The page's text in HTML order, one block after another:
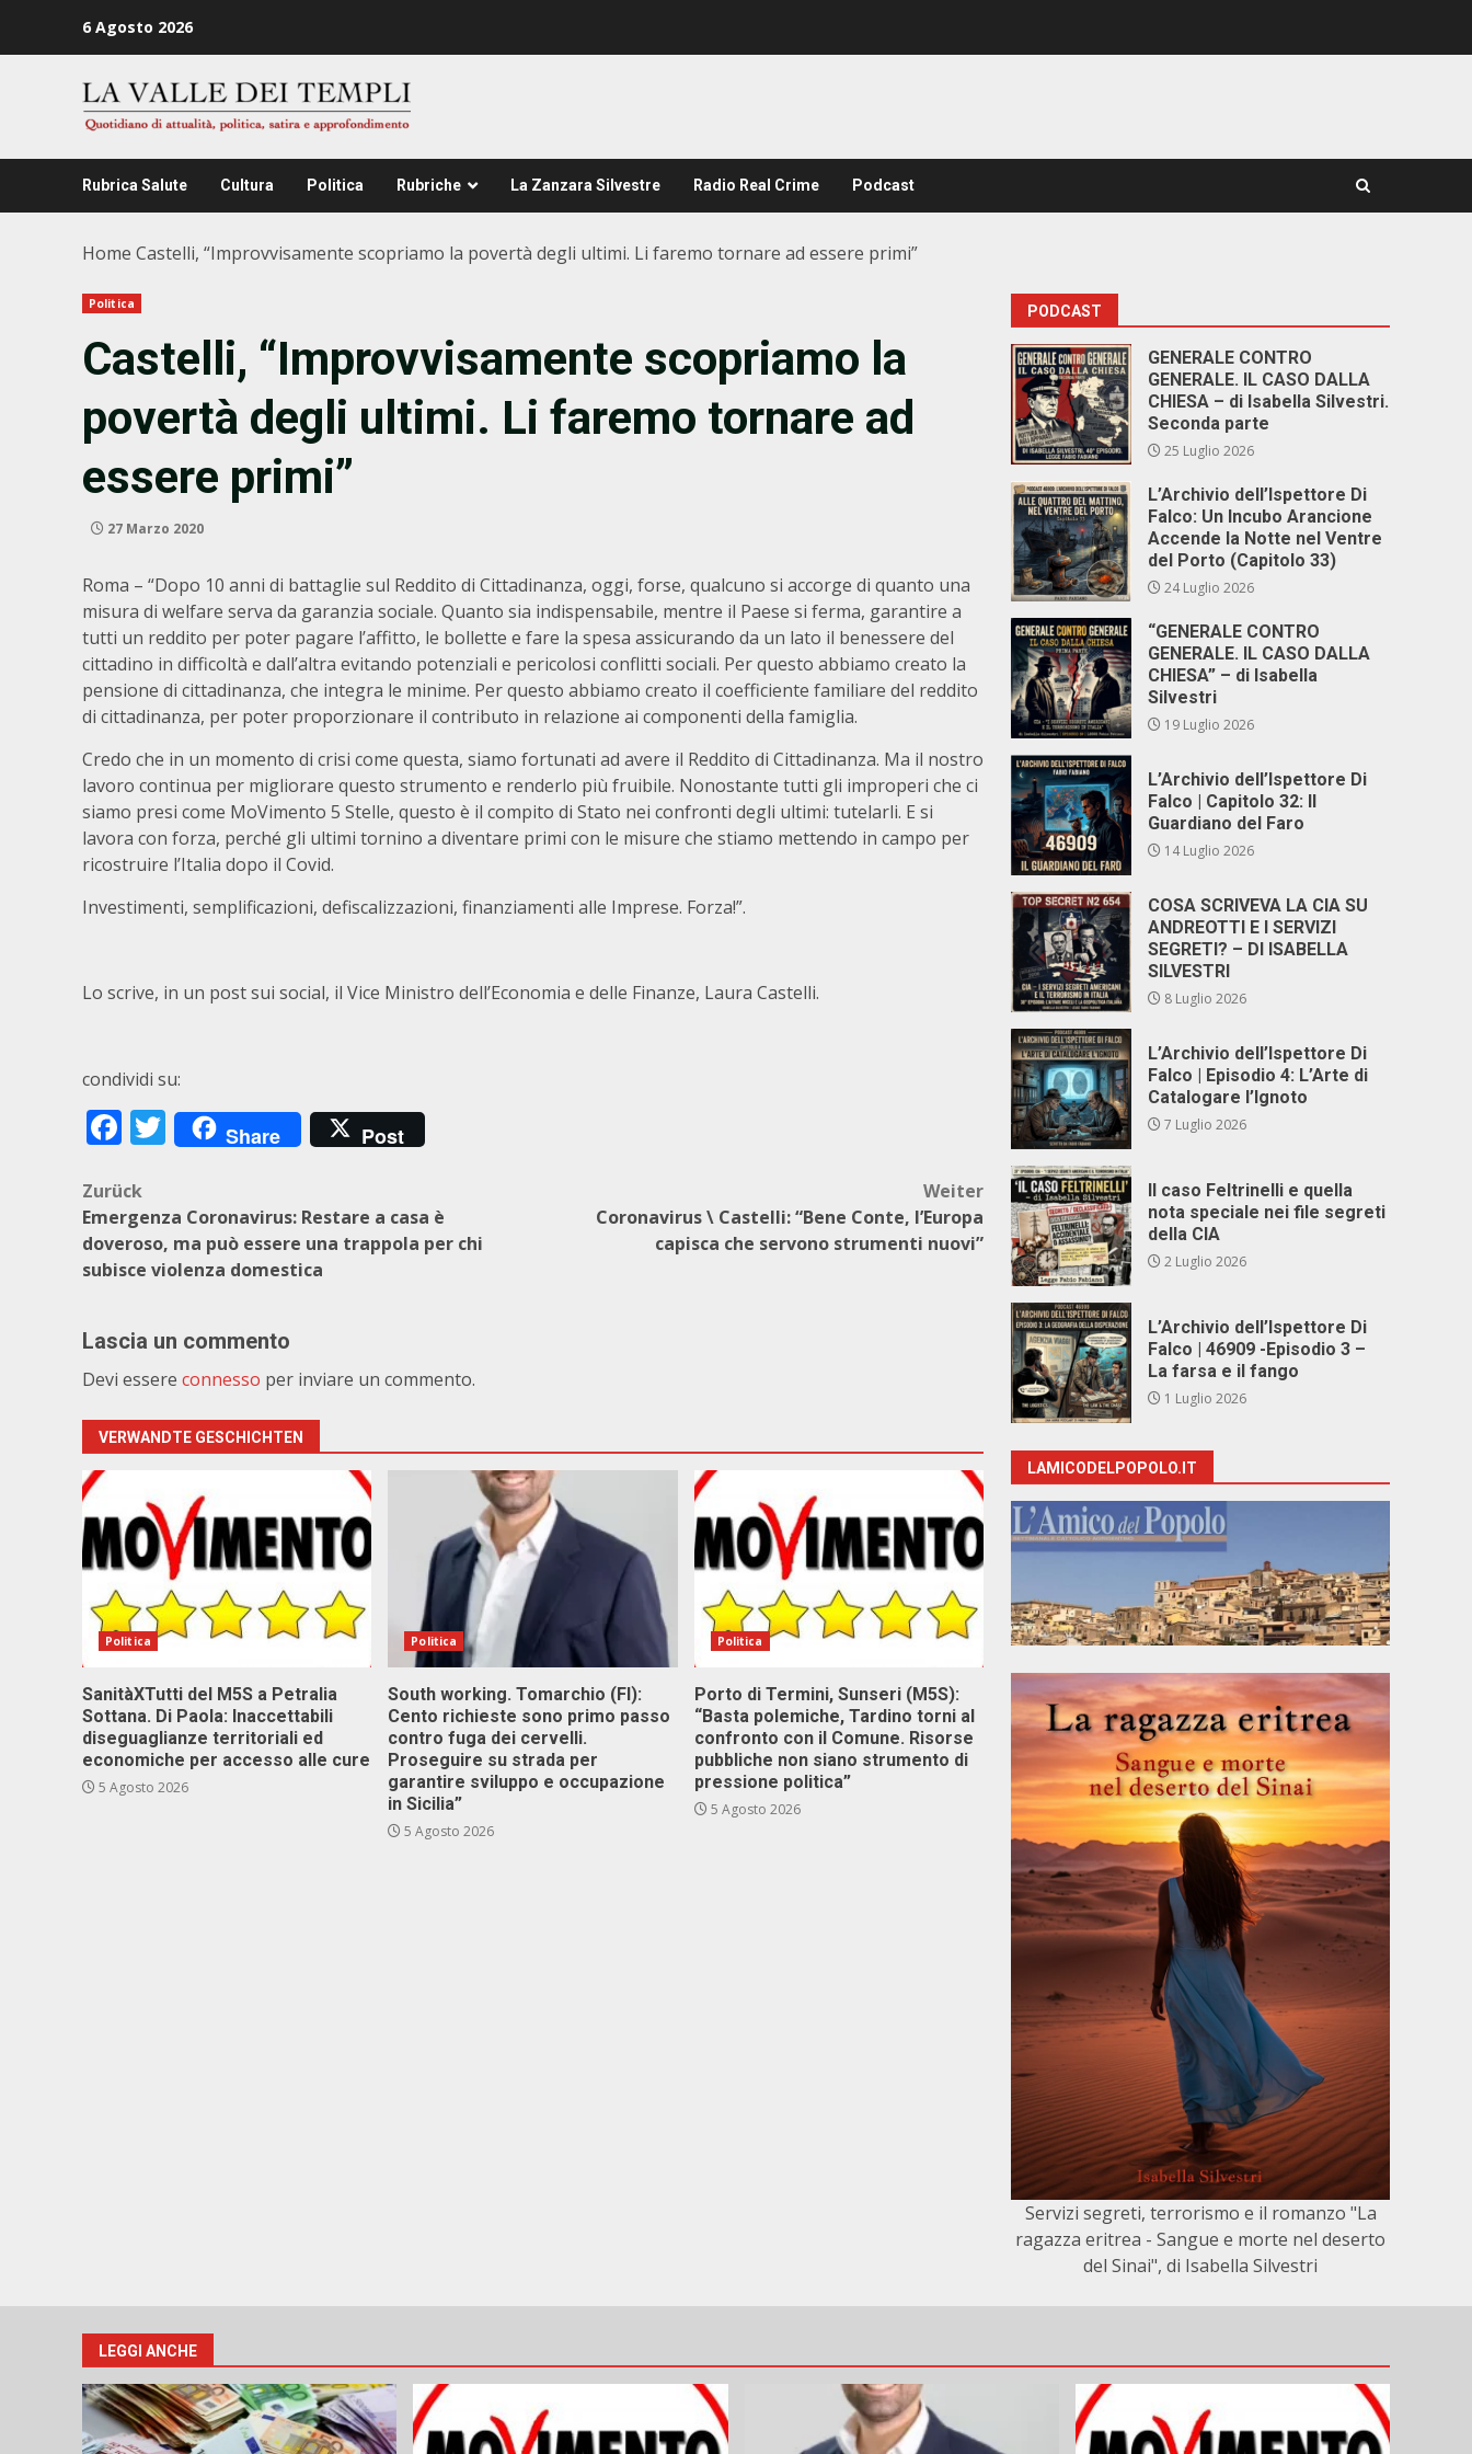
6 Agosto 2026
Rubrica Salute Cultura Politica Rubriche La Zanzara Silvestre Radio Real Crime Podcast
Home Castelli, “Improvvisamente scopriamo la povertà degli ultimi. Li faremo tornare ad essere primi”
Politica
Castelli, “Improvvisamente scopriamo la
povertà degli ultimi. Li faremo tornare ad
essere primi”
27 Marzo 2020
Roma – “Dopo 10 anni di battaglie sul Reddito di Cittadinanza, oggi, forse, qualcuno si accorge di quanto una
misura di welfare serva da garanzia sociale. Quanto sia indispensabile, mentre il Paese si ferma, garantire a
tutti un reddito per poter pagare l’affitto, le bollette e fare la spesa assicurando da un lato il benessere del
cittadino in difficoltà e dall’altra evitando potenziali e pericolosi conflitti sociali. Per questo abbiamo creato la
pensione di cittadinanza, che integra le minime. Per questo abbiamo creato il coefficiente familiare del reddito
di cittadinanza, per poter proporzionare il contributo in relazione ai componenti della famiglia.
Credo che in un momento di crisi come questa, siamo fortunati ad avere il Reddito di Cittadinanza. Ma il nostro
lavoro continua per migliorare questo strumento e renderlo più fruibile. Nonostante tutti gli improperi che ci
siamo presi come MoVimento 5 Stelle, questo è il compito di Stato nei confronti degli ultimi: tutelarli. E si
lavora con forza, perché gli ultimi tornino a diventare primi con le misure che stiamo mettendo in campo per
ricostruire l’Italia dopo il Covid.
Investimenti, semplificazioni, defiscalizzazioni, finanziamenti alle Imprese. Forza!”.
Lo scrive, in un post sui social, il Vice Ministro dell’Economia e delle Finanze, Laura Castelli.
condividi su:
Facebook
Twitter
Share Post
Beitragsnavigation
Zurück
Emergenza Coronavirus: Restare a casa è
doveroso, ma può essere una trappola per chi
subisce violenza domestica
Weiter
Coronavirus \ Castelli: “Bene Conte, l’Europa
capisca che servono strumenti nuovi”
Lascia un commento
Devi essere connesso per inviare un commento.
VERWANDTE GESCHICHTEN
Politica
SanitàXTutti del M5S a Petralia
Sottana. Di Paola: Inaccettabili
diseguaglianze territoriali ed
economiche per accesso alle cure
5 Agosto 2026
Politica
South working. Tomarchio (FI):
Cento richieste sono primo passo
contro fuga dei cervelli.
Proseguire su strada per
garantire sviluppo e occupazione
in Sicilia”
5 Agosto 2026
Politica
Porto di Termini, Sunseri (M5S):
“Basta polemiche, Tardino torni al
confronto con il Comune. Risorse
pubbliche non siano strumento di
pressione politica”
5 Agosto 2026
PODCAST
GENERALE CONTRO
GENERALE. IL CASO DALLA
CHIESA – di Isabella Silvestri.
Seconda parte
25 Luglio 2026
L’Archivio dell’Ispettore Di
Falco: Un Incubo Arancione
Accende la Notte nel Ventre
del Porto (Capitolo 33)
24 Luglio 2026
“GENERALE CONTRO
GENERALE. IL CASO DALLA
CHIESA” – di Isabella
Silvestri
19 Luglio 2026
L’Archivio dell’Ispettore Di
Falco | Capitolo 32: Il
Guardiano del Faro
14 Luglio 2026
COSA SCRIVEVA LA CIA SU
ANDREOTTI E I SERVIZI
SEGRETI? – DI ISABELLA
SILVESTRI
8 Luglio 2026
L’Archivio dell’Ispettore Di
Falco | Episodio 4: L’Arte di
Catalogare l’Ignoto
7 Luglio 2026
Il caso Feltrinelli e quella
nota speciale nei file segreti
della CIA
2 Luglio 2026
L’Archivio dell’Ispettore Di
Falco | 46909 -Episodio 3 –
La farsa e il fango
1 Luglio 2026
LAMICODELPOPOLO.IT
Servizi segreti, terrorismo e il romanzo "La
ragazza eritrea - Sangue e morte nel deserto
del Sinai", di Isabella Silvestri
LEGGI ANCHE